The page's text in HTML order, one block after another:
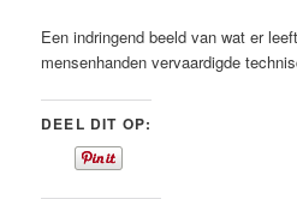
Een indringend beeld van wat er
mensenhanden vervaardigde
DEEL DIT OP: